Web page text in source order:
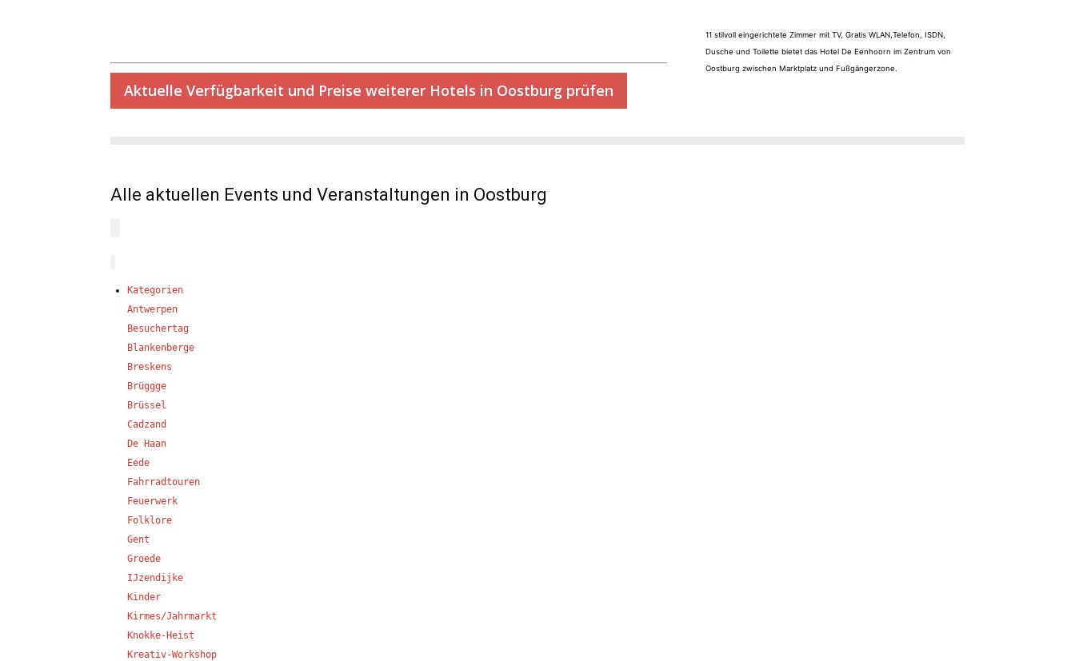
Aktuelle Verfügbarkeit und Preise weiterer Hotels in Oostburg prüfen
11 stilvoll eingerichtete Zimmer mit TV, Gratis WLAN,Telefon, ISDN,
Dusche und Toilette bietet das Hotel De Eenhoorn im Zentrum von
Oostburg zwischen Marktplatz und Fußgängerzone.
Alle aktuellen Events und Veranstaltungen in Oostburg
Kategorien
Antwerpen
Besuchertag
Blankenberge
Breskens
Brüggge
Brüssel
Cadzand
De Haan
Eede
Fahrradtouren
Feuerwerk
Folklore
Gent
Groede
IJzendijke
Kinder
Kirmes/Jahrmarkt
Knokke-Heist
Kreativ-Workshop